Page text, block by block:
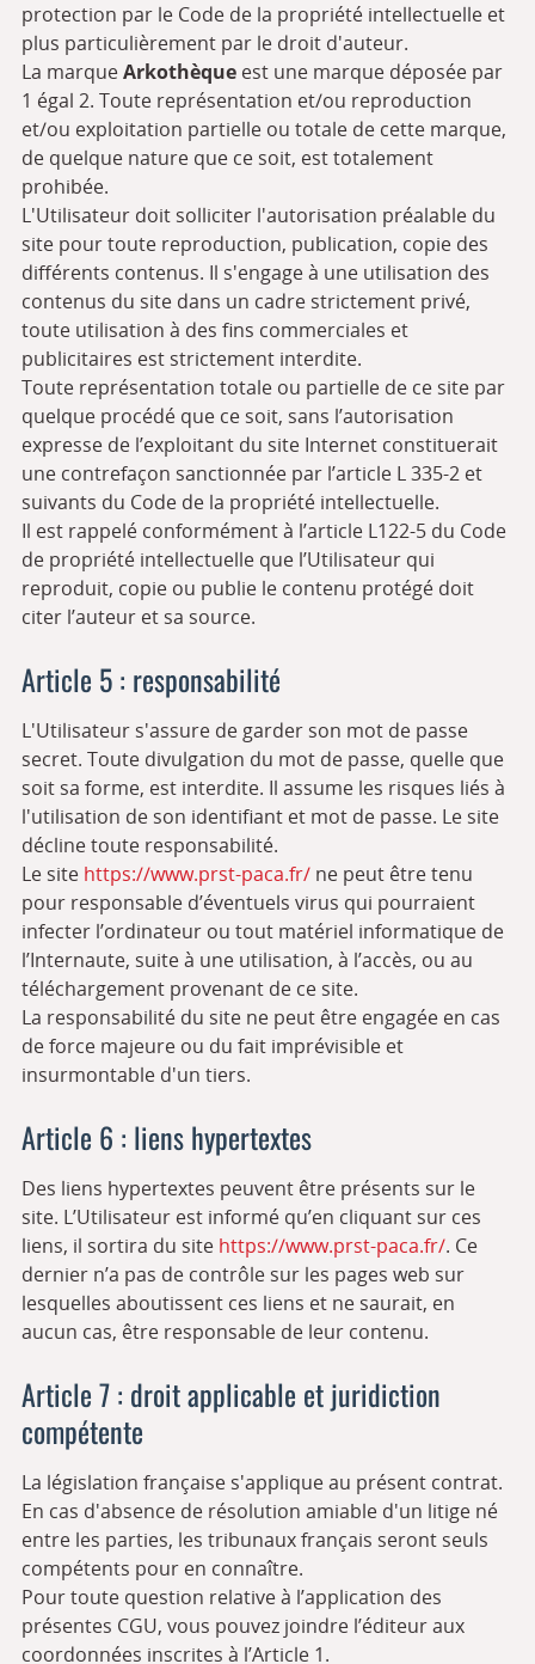
protection par le Code de la propriété intellectuelle et
plus particulièrement par le droit d'auteur.
La marqueArkothèqueest une marque déposée par
1 égal 2. Toute représentation et/ou reproduction
et/ou exploitation partielle ou totale de cette marque,
de quelque nature que ce soit, est totalement
prohibée.
L'Utilisateur doit solliciter l'autorisation préalable du
site pour toute reproduction, publication, copie des
différents contenus. Il s'engage à une utilisation des
contenus du site dans un cadre strictement privé,
toute utilisation à des fins commerciales et
publicitaires est strictement interdite.
Toute représentation totale ou partielle de ce site par
quelque procédé que ce soit, sans l’autorisation
expresse de l’exploitant du site Internet constituerait
une contrefaçon sanctionnée par l’article L 335-2 et
suivants du Code de la propriété intellectuelle.
Il est rappelé conformément à l’article L122-5 du Code
de propriété intellectuelle que l’Utilisateur qui
reproduit, copie ou publie le contenu protégé doit
citer l’auteur et sa source.
Article 5 : responsabilité
L'Utilisateur s'assure de garder son mot de passe
secret. Toute divulgation du mot de passe, quelle que
soit sa forme, est interdite. Il assume les risques liés à
l'utilisation de son identifiant et mot de passe. Le site
décline toute responsabilité.
Le site https://www.prst-paca.fr/ne peut être tenu
pour responsable d’éventuels virus qui pourraient
infecter l’ordinateur ou tout matériel informatique de
l’Internaute, suite à une utilisation, à l’accès, ou au
téléchargement provenant de ce site.
La responsabilité du site ne peut être engagée en cas
de force majeure ou du fait imprévisible et
insurmontable d'un tiers.
Article 6 : liens hypertextes
Des liens hypertextes peuvent être présents sur le
site. L’Utilisateur est informé qu’en cliquant sur ces
liens, il sortira du site https://www.prst-paca.fr/. Ce
dernier n’a pas de contrôle sur les pages web sur
lesquelles aboutissent ces liens et ne saurait, en
aucun cas, être responsable de leur contenu.
Article 7 : droit applicable et juridiction
compétente
La législation française s'applique au présent contrat.
En cas d'absence de résolution amiable d'un litige né
entre les parties, les tribunaux français seront seuls
compétents pour en connaître.
Pour toute question relative à l’application des
présentes CGU, vous pouvez joindre l’éditeur aux
coordonnées inscrites à l’Article 1.